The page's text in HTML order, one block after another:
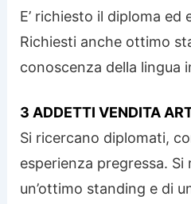
E’ richiesto il diploma ed
Richiesti anche ottimo
conoscenza della lingua
3 ADDETTI VENDITA
Si ricercano diplomati,
esperienza pregressa. Si
un’ottimo standing e di